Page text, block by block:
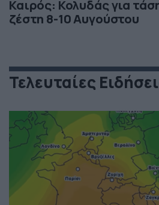
Καιρός: Κολυδάς για
ζέστη 8-10 Αυγούστου
Τελευταίες